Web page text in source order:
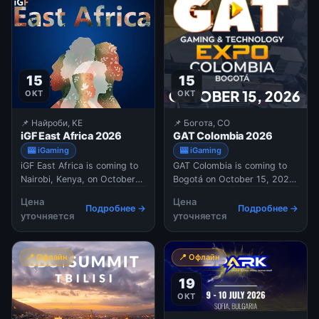
operators and
15
ОКТ
📌 Найроби, KE
iGF East Africa 2026
🎰 iGaming
iGF East Africa is coming to
Nairobi, Kenya, on October
Carnivore Restaurant, the
sports betting and iGaming
event is set to connect
regional experts, innovators,
and decision-makers. With a
focus on East Africa's growin
Цена
уточняется
Подробнее →
15
ОКТ
📌 Богота, CO
GAT Colombia 2026
🎰 iGaming
GAT Colombia is coming to
Bogotá on October 15, 2026,
meeting for land-based and
online gaming operators.
Taking place at the Sheraton
Salitre Hotel, the one-day
showroom is designed for
negotiations and business
planning. Region
Цена
уточняется
Подробнее →
📍 Офлайн 📍 Офлайн
19
ОКТ